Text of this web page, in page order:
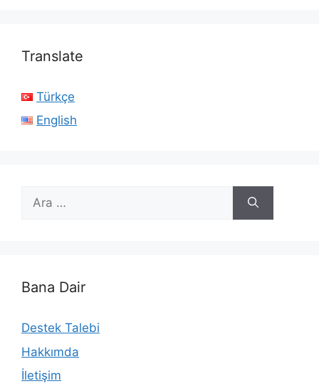
Translate
Türkçe
English
için
Bana Dair
Destek Talebi
Hakkımda
İletişim